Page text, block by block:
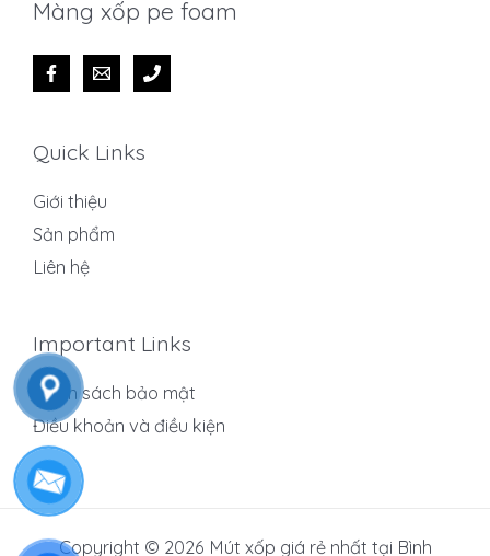
Màng xốp pe foam
Quick Links
Giới thiệu
Sản phẩm
Liên hệ
Important Links
Chính sách bảo mật
Điều khoản và điều kiện
Copyright © 2026 Mút xốp giá rẻ nhất tại Bình